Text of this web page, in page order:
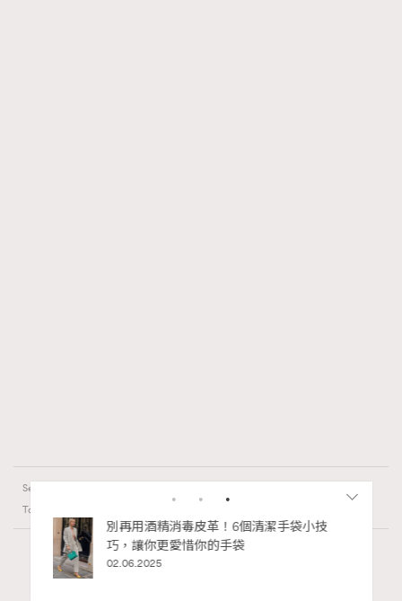
Series: NoBagNoLife
Tags:
的顯
別再用酒精消毒皮革！6個清潔手袋小技
巧，讓你更愛惜你的手袋
02.06.2025